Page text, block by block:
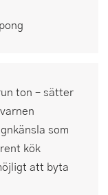
ton – sätter
som
kök
att byta